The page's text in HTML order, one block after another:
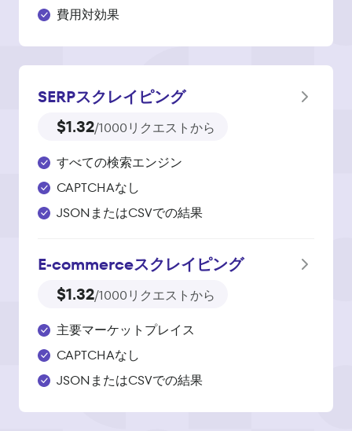
費用対効果
SERPスクレイピング
$1.32/1000リクエストから
すべての検索エンジン
CAPTCHAなし
JSONまたはCSVでの結果
E‑commerceスクレイピング
$1.32/1000リクエストから
主要マーケットプレイス
CAPTCHAなし
JSONまたはCSVでの結果